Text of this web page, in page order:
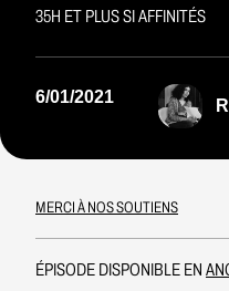
35H ET PLUS SI AFFINITÉS
6/01/2021
MERCI À NOS SOUTIENS
ÉPISODE DISPONIBLE EN